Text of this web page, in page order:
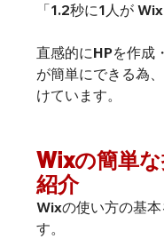
「1.2秒に1人が
直感的にHPを作成
が簡単にできる為
けています。
Wixの簡単
紹介
Wixの使い方の基
す。